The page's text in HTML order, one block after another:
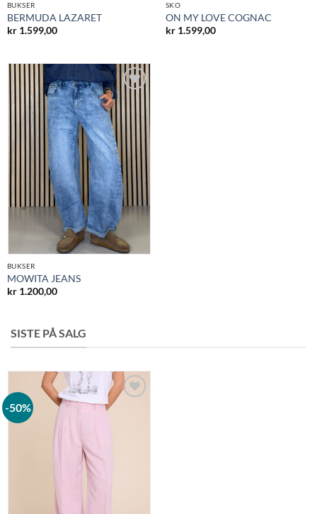
BUKSER
BERMUDA LAZARET
kr1.599,00
SKO
ON MY LOVE COGNAC
kr1.599,00
Legg til
ønskeliste
BUKSER
MOWITA JEANS
kr1.200,00
SISTE PÅ SALG
-50%
Legg til